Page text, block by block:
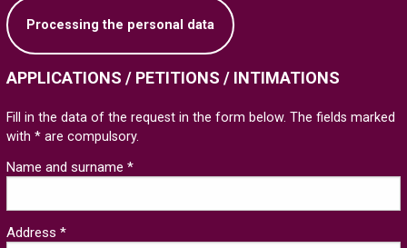
Processing the personal data
APPLICATIONS / PETITIONS / INTIMATIONS
Fill in the data of the request in the form below. The fields marked
with * are compulsory.
Name and surname *
Address *